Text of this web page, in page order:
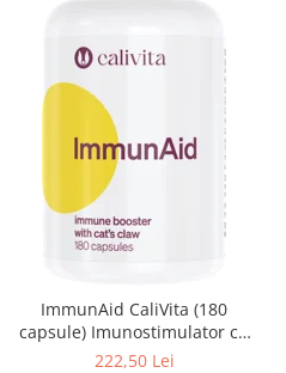
ImmunAid CaliVita (180
capsule) Imunostimulator cu
gheara mâţei
222,50 Lei